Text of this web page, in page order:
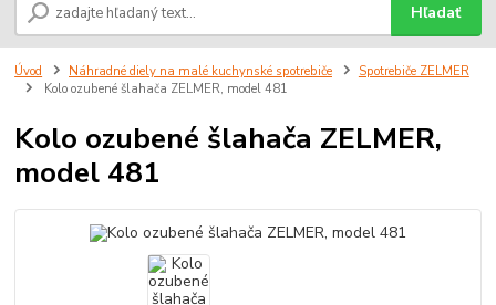
Hľadať
Úvod Náhradné diely na malé kuchynské spotrebiče
Spotrebiče ZELMER
Kolo ozubené šlahača ZELMER, model 481
Kolo ozubené šlahača ZELMER,
model 481